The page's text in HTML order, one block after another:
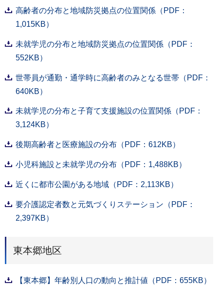
高齢者の分布と地域防災拠点の位置関係（PDF：
1,015KB）
未就学児の分布と地域防災拠点の位置関係（PDF：
552KB）
世帯員が通勤・通学時に高齢者のみとなる世帯（PDF：
640KB）
未就学児の分布と子育て支援施設の位置関係（PDF：
3,124KB）
後期高齢者と医療施設の分布（PDF：612KB）
小児科施設と未就学児の分布（PDF：1,488KB）
近くに都市公園がある地域（PDF：2,113KB）
要介護認定者数と元気づくりステーション（PDF：
2,397KB）
東本郷地区
【東本郷】年齢別人口の動向と推計値（PDF：655KB）